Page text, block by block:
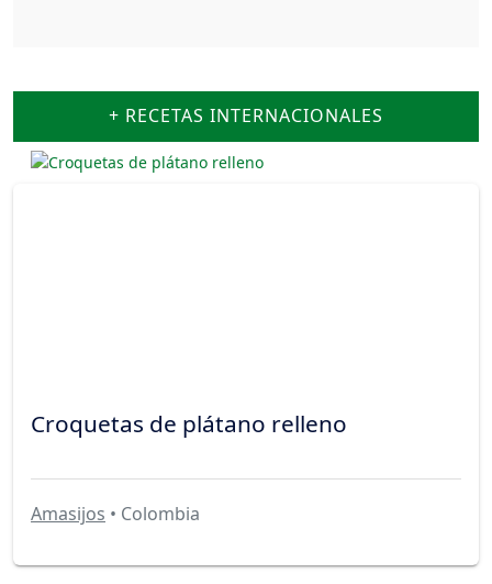
+ RECETAS INTERNACIONALES
Croquetas de plátano relleno
Amasijos • Colombia